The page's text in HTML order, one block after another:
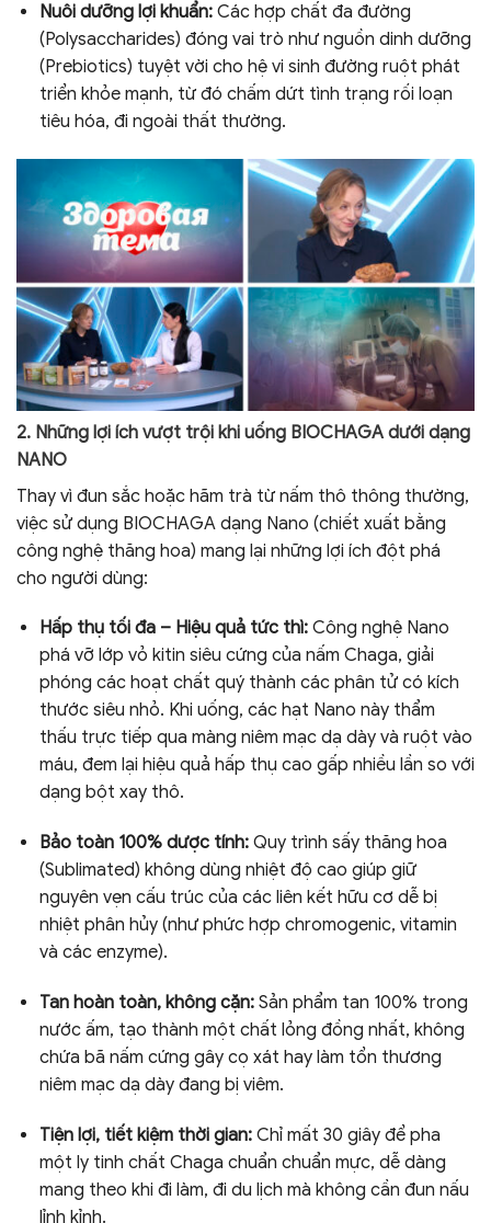
Nuôi dưỡng lợi khuẩn:Các hợp chất đa đường
(Polysaccharides) đóng vai trò như nguồn dinh dưỡng
(Prebiotics) tuyệt vời cho hệ vi sinh đường ruột phát
triển khỏe mạnh, từ đó chấm dứt tình trạng rối loạn
tiêu hóa, đi ngoài thất thường.
2. Những lợi ích vượt trội khi uống BIOCHAGA dưới dạng
NANO
Thay vì đun sắc hoặc hãm trà từ nấm thô thông thường,
việc sử dụng BIOCHAGA dạng Nano (chiết xuất bằng
công nghệ thăng hoa) mang lại những lợi ích đột phá
cho người dùng:
Hấp thụ tối đa – Hiệu quả tức thì:Công nghệ Nano
phá vỡ lớp vỏ kitin siêu cứng của nấm Chaga, giải
phóng các hoạt chất quý thành các phân tử có kích
thước siêu nhỏ. Khi uống, các hạt Nano này thẩm
thấu trực tiếp qua màng niêm mạc dạ dày và ruột vào
máu, đem lại hiệu quả hấp thụ cao gấp nhiều lần so với
dạng bột xay thô.
Bảo toàn 100% dược tính:Quy trình sấy thăng hoa
(Sublimated) không dùng nhiệt độ cao giúp giữ
nguyên vẹn cấu trúc của các liên kết hữu cơ dễ bị
nhiệt phân hủy (như phức hợp chromogenic, vitamin
và các enzyme).
Tan hoàn toàn, không cặn:Sản phẩm tan 100% trong
nước ấm, tạo thành một chất lỏng đồng nhất, không
chứa bã nấm cứng gây cọ xát hay làm tổn thương
niêm mạc dạ dày đang bị viêm.
Tiện lợi, tiết kiệm thời gian:Chỉ mất 30 giây để pha
một ly tinh chất Chaga chuẩn chuẩn mực, dễ dàng
mang theo khi đi làm, đi du lịch mà không cần đun nấu
lỉnh kỉnh.